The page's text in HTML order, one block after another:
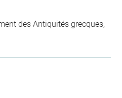
des Antiquités grecques,